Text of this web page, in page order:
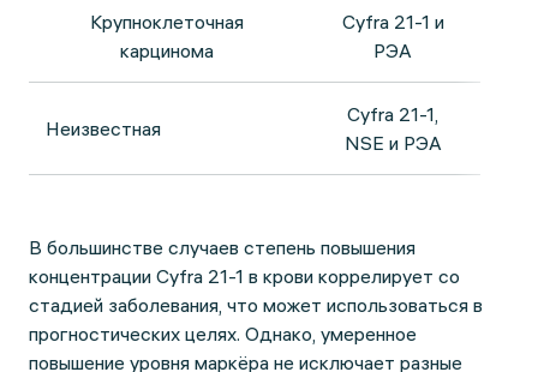
Крупноклеточная
карцинома
Cyfra 21-1 и
РЭА
Неизвестная
Cyfra 21-1,
NSE и РЭА
В большинстве случаев степень повышения
концентрации Cyfra 21-1 в крови коррелирует со
стадией заболевания, что может использоваться в
прогностических целях. Однако, умеренное
повышение уровня маркёра не исключает разные